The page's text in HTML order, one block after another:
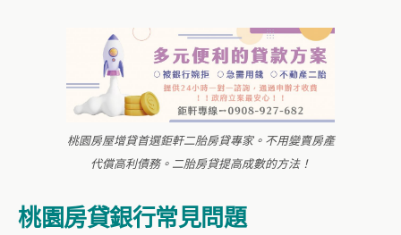
桃園房屋增貸首選鉅軒二胎房貸專家。不用變賣房產
代償高利債務。二胎房貸提高成數的方法！
桃園房貸銀行常見問題